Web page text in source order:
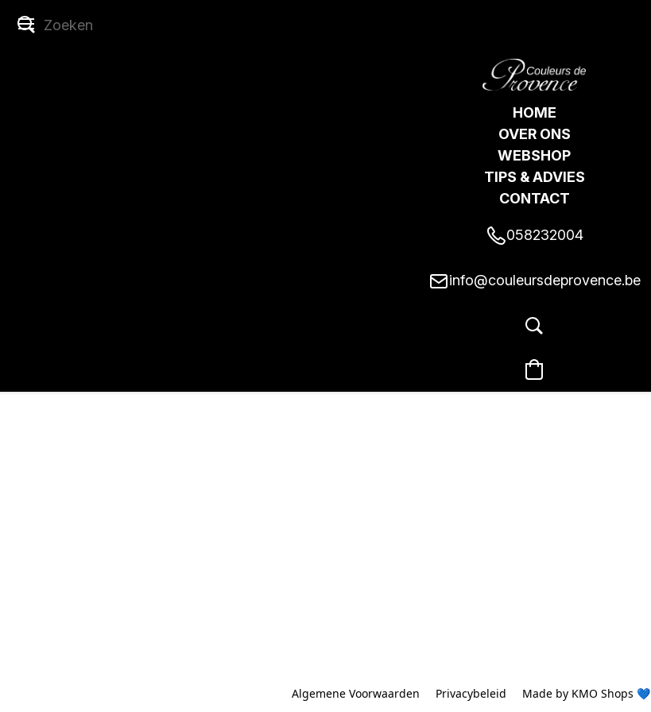
HOME
OVER ONS
WEBSHOP
TIPS & ADVIES
CONTACT
058232004
info@couleursdeprovence.be
Algemene Voorwaarden Privacybeleid Made by KMO Shops 💙